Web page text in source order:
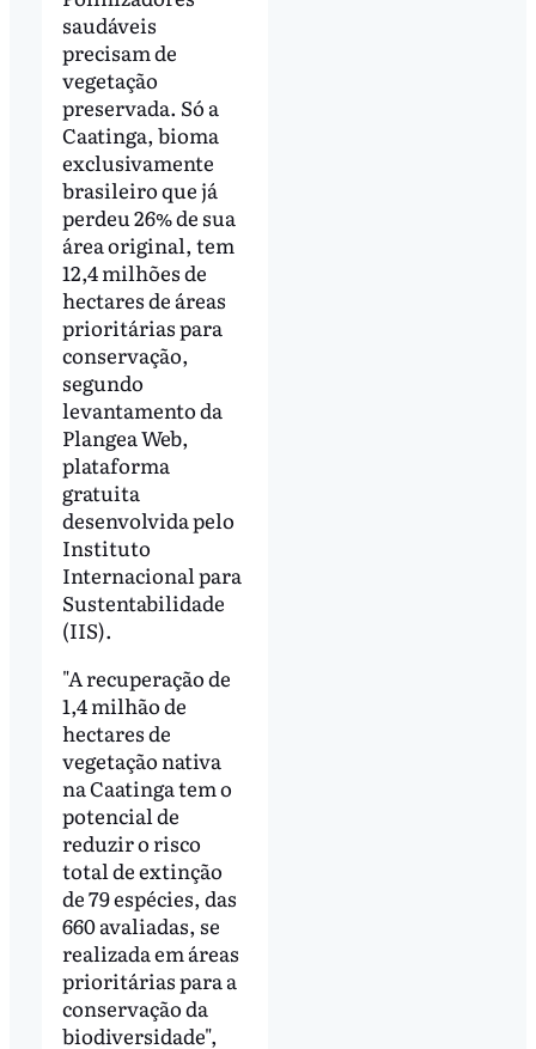
saudáveis
precisam de
vegetação
preservada. Só a
Caatinga, bioma
exclusivamente
brasileiro que já
perdeu 26% de sua
área original, tem
12,4 milhões de
hectares de áreas
prioritárias para
conservação,
segundo
levantamento da
Plangea Web,
plataforma
gratuita
desenvolvida pelo
Instituto
Internacional para
Sustentabilidade
(IIS).
"A recuperação de
1,4 milhão de
hectares de
vegetação nativa
na Caatinga tem o
potencial de
reduzir o risco
total de extinção
de 79 espécies, das
660 avaliadas, se
realizada em áreas
prioritárias para a
conservação da
biodiversidade",